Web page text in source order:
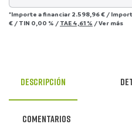
*Importe a financiar 2.598,96 € /
€ / TIN 0,00 % / TAE 4,61 % /Ver más
Descripción
Comentarios